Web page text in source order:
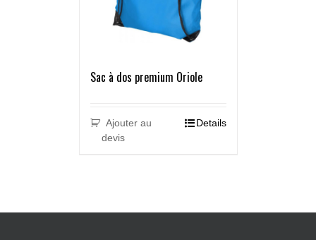
Sac à dos premium Oriole
Ajouter au
devis
Details